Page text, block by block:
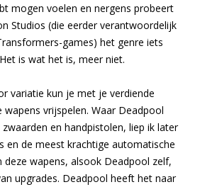
mogen voelen en nergens probeert
Studios (die eerder verantwoordelijk
games) het genre iets
is wat het is, meer niet.
variatie kun je met je verdiende
wapens vrijspelen. Waar Deadpool
en handpistolen, liep ik later
en de meest krachtige automatische
deze wapens, alsook Deadpool zelf,
upgrades. Deadpool heeft het naar